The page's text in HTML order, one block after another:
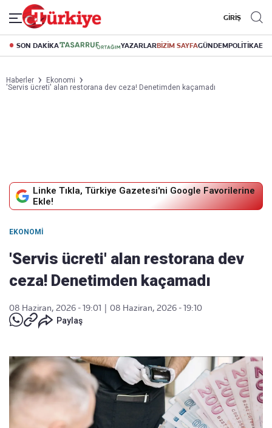
GİRİŞ
SON DAKİKA YAZARLARBİZİM SAYFAGÜNDEMPOLİTİKA
Haberler
Ekonomi
'Servis ücreti' alan restorana dev ceza! Denetimden kaçamadı
Linke Tıkla, Türkiye Gazetesi'ni Google Favorilerine
Ekle!
EKONOMI
'Servis ücreti' alan restorana dev
ceza! Denetimden kaçamadı
08 Haziran, 2026 - 19:01
08 Haziran, 2026 - 19:10
Paylaş